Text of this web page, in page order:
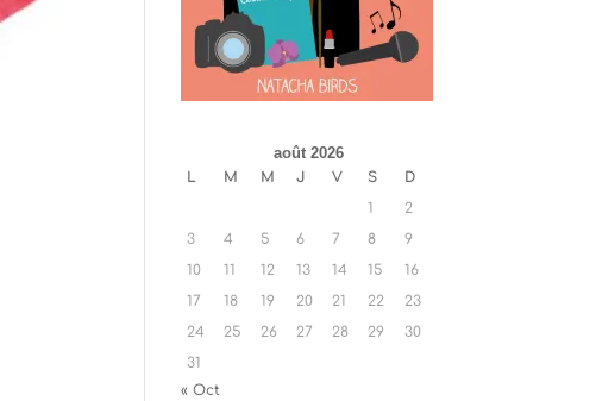
août 2026
L M M J V S
D
1
2
3
4 5 6 7 8
9
10
11 12 13 14 15
16
17
18 19 20 21 22
23
24
25 26 27 28 29
30
31
« Oct